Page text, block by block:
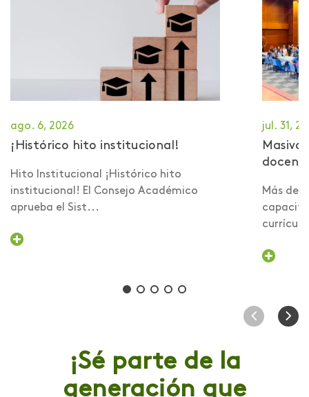
ago. 6, 2026
¡Histórico hito institucional!
Hito Institucional ¡Histórico hito
institucional! El Consejo Académico
aprueba el Sist...
jul. 31,
Más de
¡Sé parte de la
generación que